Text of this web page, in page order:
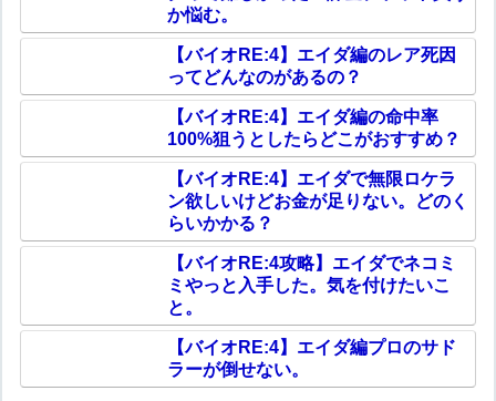
か悩む。
【バイオRE:4】エイダ編のレア死因
ってどんなのがあるの？
【バイオRE:4】エイダ編の命中率
100%狙うとしたらどこがおすすめ？
【バイオRE:4】エイダで無限ロケラ
ン欲しいけどお金が足りない。どのく
らいかかる？
【バイオRE:4攻略】エイダでネコミ
ミやっと入手した。気を付けたいこ
と。
【バイオRE:4】エイダ編プロのサド
ラーが倒せない。